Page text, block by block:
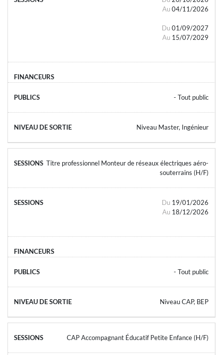
Au 04/11/2026
Du 01/09/2027
Au 15/07/2029
- Tout public
Niveau Master, Ingénieur
Titre professionnel Monteur de réseaux électriques aéro-
souterrains (H/F)
Du 19/01/2026
Au 18/12/2026
- Tout public
Niveau CAP, BEP
CAP Accompagnant Éducatif Petite Enfance (H/F)